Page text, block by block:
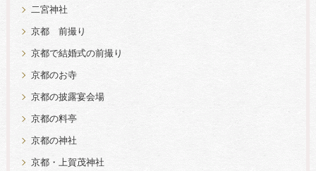
二宮神社
京都 前撮り
京都で結婚式の前撮り
京都のお寺
京都の披露宴会場
京都の料亭
京都の神社
京都・上賀茂神社